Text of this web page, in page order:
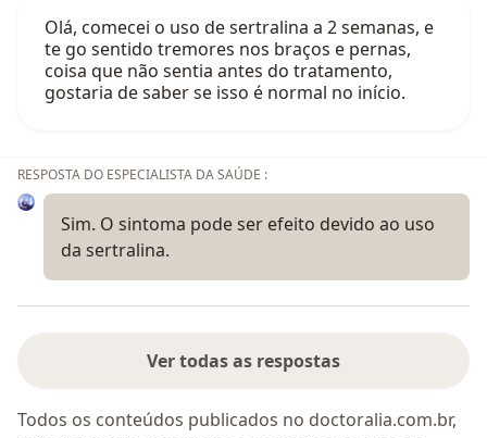
Olá, comecei o uso de sertralina a 2 semanas, e
te go sentido tremores nos braços e pernas,
coisa que não sentia antes do tratamento,
gostaria de saber se isso é normal no início.
RESPOSTA DO ESPECIALISTA DA SAÚDE :
Sim. O sintoma pode ser efeito devido ao uso
da sertralina.
Ver todas as respostas
Todos os conteúdos publicados no doctoralia.com.br,